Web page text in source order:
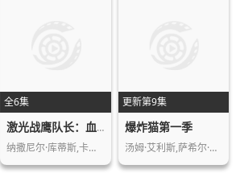
全6集
激光战鹰队长：血龙第一季
纳撒尼尔·库蒂斯,卡罗琳·福特,,伊夫…
更新第9集
爆炸猫第一季
汤姆·艾利斯,萨希尔·泽玛塔,中村苏西…